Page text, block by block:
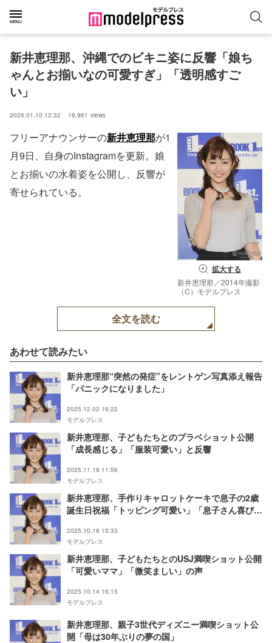
新井恵理那、沖縄でのビキニ姿に反響「娘ち
ゃんとお揃いなの可愛すぎ」「透明感すご
い」
2026.01.10 12:32 19,961 views
拡大する
新井恵理那／2014年撮影
（C）モデルプレス
フリーアナウンサーの新井恵理那が1
月9日、自身のInstagramを更新。娘
とお揃いの水着姿を公開し、反響が
寄せられている。
全文を読む
あわせて読みたい
新井恵理那“突然の発症”をレントゲン写真添え報告
「パニックになりました」
2025.12.02 16:22
モデルプレス
新井恵理那、子どもたちとのプラベショット公開
「成長感じる」「服装可愛い」と反響
2025.11.19 11:56
モデルプレス
新井恵理那、手作りキャロットケーキで息子の2歳
誕生日祝福「トッピング可愛い」「息子さん喜びそ
2025.10.18 15:33
モデルプレス
新井恵理那、子どもたちとのUSJ満喫ショット公開
「可愛いママ」「微笑ましい」の声
2025.10.14 16:15
モデルプレス
新井恵理那、親子3世代ディズニー満喫ショット公
開「母は30年ぶりの夢の国」